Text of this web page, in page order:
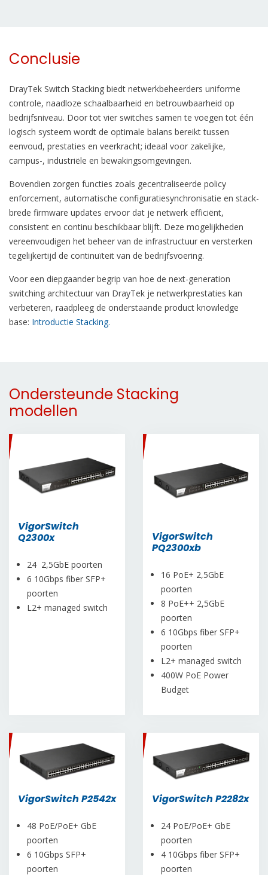
Conclusie
DrayTek Switch Stacking biedt netwerkbeheerders uniforme
controle, naadloze schaalbaarheid en betrouwbaarheid op
bedrijfsniveau. Door tot vier switches samen te voegen tot één
logisch systeem wordt de optimale balans bereikt tussen
eenvoud, prestaties en veerkracht; ideaal voor zakelijke,
campus-, industriële en bewakingsomgevingen.
Bovendien zorgen functies zoals gecentraliseerde policy
enforcement, automatische configuratiesynchronisatie en stack-
brede firmware updates ervoor dat je netwerk efficiënt,
consistent en continu beschikbaar blijft. Deze mogelijkheden
vereenvoudigen het beheer van de infrastructuur en versterken
tegelijkertijd de continuïteit van de bedrijfsvoering.
Voor een diepgaander begrip van hoe de next-generation
switching architectuur van DrayTek je netwerkprestaties kan
verbeteren, raadpleeg de onderstaande product knowledge
base: Introductie Stacking.
Ondersteunde Stacking
modellen
VigorSwitch
Q2300x
24 2,5GbE poorten
6 10Gbps fiber SFP+
poorten
L2+ managed switch
VigorSwitch
PQ2300xb
16 PoE+ 2,5GbE
poorten
8 PoE++ 2,5GbE
poorten
6 10Gbps fiber SFP+
poorten
L2+ managed switch
400W PoE Power
Budget
VigorSwitch P2542x
48 PoE/PoE+ GbE
poorten
6 10Gbps SFP+
poorten
VigorSwitch P2282x
24 PoE/PoE+ GbE
poorten
4 10Gbps fiber SFP+
poorten